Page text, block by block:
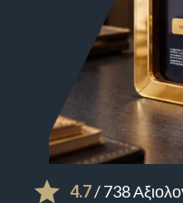
4.7/ 738